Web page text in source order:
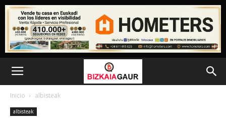
Inicio albisteak
albisteak